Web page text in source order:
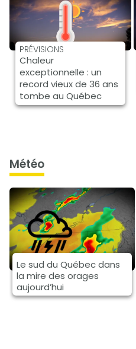
PRÉVISIONS
Chaleur
exceptionnelle : un
record vieux de 36 ans
tombe au Québec
météo
Le sud du Québec dans
la mire des orages
aujourd’hui